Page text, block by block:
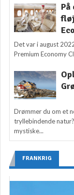
På
Det var i august
Premium Economy
Drømmer du om et
tryllebindende
mystiske...
FRANKRIG